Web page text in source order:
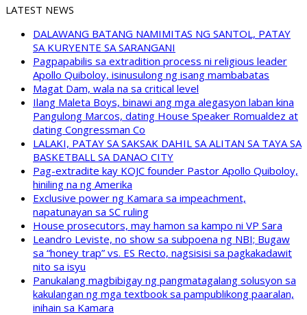
LATEST NEWS
DALAWANG BATANG NAMIMITAS NG SANTOL, PATAY
SA KURYENTE SA SARANGANI
Pagpapabilis sa extradition process ni religious leader
Apollo Quiboloy, isinusulong ng isang mambabatas
Magat Dam, wala na sa critical level
Ilang Maleta Boys, binawi ang mga alegasyon laban kina
Pangulong Marcos, dating House Speaker Romualdez at
dating Congressman Co
LALAKI, PATAY SA SAKSAK DAHIL SA ALITAN SA TAYA SA
BASKETBALL SA DANAO CITY
Pag-extradite kay KOJC founder Pastor Apollo Quiboloy,
hiniling na ng Amerika
Exclusive power ng Kamara sa impeachment,
napatunayan sa SC ruling
House prosecutors, may hamon sa kampo ni VP Sara
Leandro Leviste, no show sa subpoena ng NBI; Bugaw
sa “honey trap” vs. ES Recto, nagsisisi sa pagkakadawit
nito sa isyu
Panukalang magbibigay ng pangmatagalang solusyon sa
kakulangan ng mga textbook sa pampublikong paaralan,
inihain sa Kamara